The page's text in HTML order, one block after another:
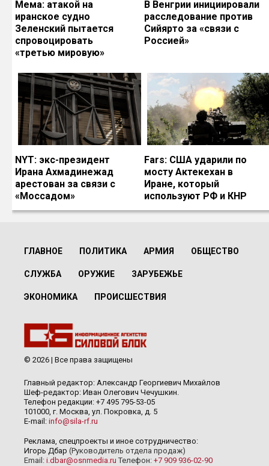
Мема: атакой на
иранское судно
Зеленский пытается
спровоцировать
«третью мировую»
В Венгрии инициировали
расследование против
Сийярто за «связи с
Россией»
NYT: экс-президент
Ирана Ахмадинежад
арестован за связи с
«Моссадом»
Fars: США ударили по
мосту Актекехан в
Иране, который
используют РФ и КНР
ГЛАВНОЕ ПОЛИТИКА АРМИЯ ОБЩЕСТВО
СЛУЖБА ОРУЖИЕ ЗАРУБЕЖЬЕ
ЭКОНОМИКА ПРОИСШЕСТВИЯ
© 2026 | Все права защищены
Главный редактор: Александр Георгиевич Михайлов
Шеф-редактор: Иван Олегович Чечушкин.
Телефон редакции: +7 495 795-53-05
101000, г. Москва, ул. Покровка, д. 5
E-mail: info@sila-rf.ru
Реклама, спецпроекты и иное сотрудничество:
Игорь Дбар (Руководитель отдела продаж)
Email: i.dbar@osnmedia.ru Телефон: +7 909 936-02-90